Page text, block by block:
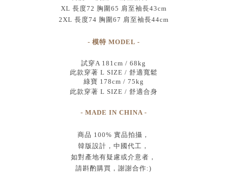
XL 長度72 胸圍65 肩至袖長43cm
2XL 長度74 胸圍67 肩至袖長44cm
- 模特 MODEL -
試穿A 181cm / 68kg
此款穿著 L SIZE / 舒適寬鬆
綠寶 178cm / 75kg
此款穿著 L SIZE / 舒適合身
- MADE IN CHINA -
商品 100% 實品拍攝 ，
韓版設計，中國代工 ，
如對產地有疑慮或介意者，
請斟酌購買， 謝謝合作:)